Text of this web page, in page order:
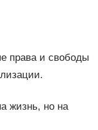
права и свободы
жизнь, но на